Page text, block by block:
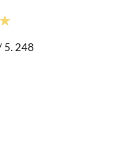
5. 248